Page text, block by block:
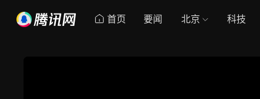
首页 要闻 北京 科技